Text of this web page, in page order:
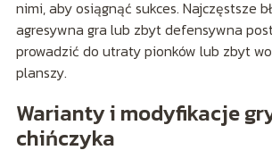
nimi, aby osiągnąć sukces. Najczęstsze
agresywna gra lub zbyt defensywna
prowadzić do utraty pionków lub zbyt
planszy.
Warianty i modyfikacje
chińczyka